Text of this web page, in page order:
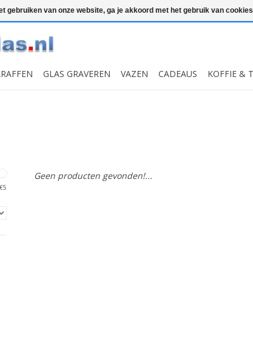
Graveren
GLAS GRAVEREN VAZEN CADEAUS KOFFIE &
5
Geen producten gevonden!...
gebruiken van onze website, ga je akkoord met het gebruik van